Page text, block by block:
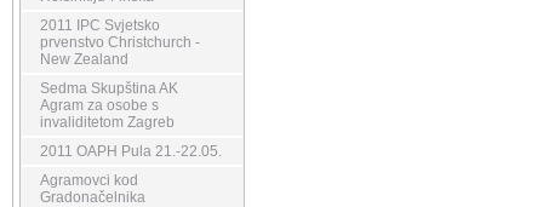
2011 IPC Svjetsko
prvenstvo Christchurch -
New Zealand
Sedma Skupština AK
Agram za osobe s
invaliditetom Zagreb
2011 OAPH Pula 21.-22.05.
Agramovci kod
Gradonačelnika